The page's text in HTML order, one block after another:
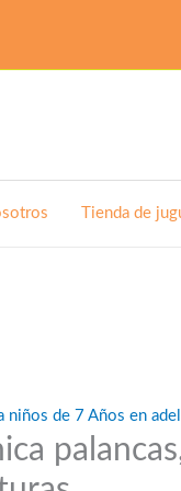
Tienda de
niños de 7 Años en